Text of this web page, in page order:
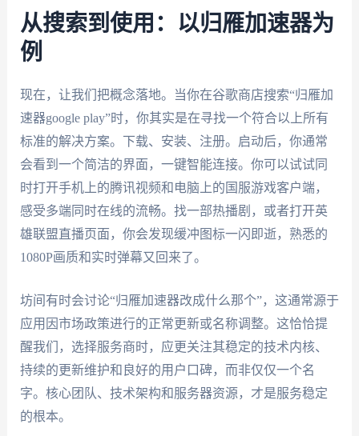
从搜索到使用：以归雁加速器为
例
现在，让我们把概念落地。当你在谷歌商店搜索“归雁加
速器google play”时，你其实是在寻找一个符合以上所有
标准的解决方案。下载、安装、注册。启动后，你通常
会看到一个简洁的界面，一键智能连接。你可以试试同
时打开手机上的腾讯视频和电脑上的国服游戏客户端，
感受多端同时在线的流畅。找一部热播剧，或者打开英
雄联盟直播页面，你会发现缓冲图标一闪即逝，熟悉的
1080P画质和实时弹幕又回来了。
坊间有时会讨论“归雁加速器改成什么那个”，这通常源于
应用因市场政策进行的正常更新或名称调整。这恰恰提
醒我们，选择服务商时，应更关注其稳定的技术内核、
持续的更新维护和良好的用户口碑，而非仅仅一个名
字。核心团队、技术架构和服务器资源，才是服务稳定
的根本。